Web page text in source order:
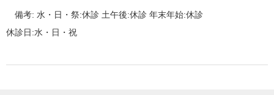
備考:水・日・祭:休診 土午後:休診 年末年始:休診
休診日:水・日・祝